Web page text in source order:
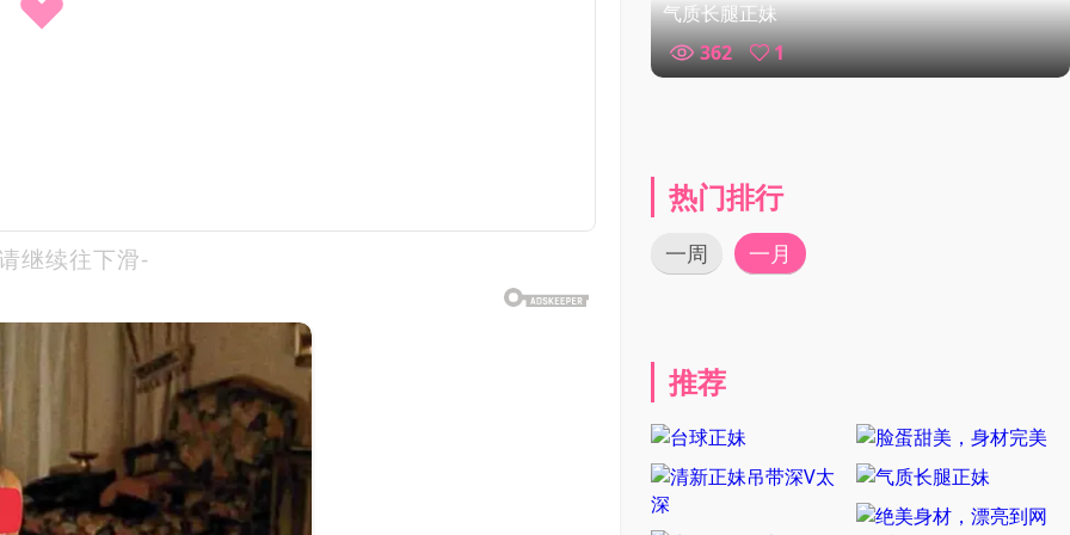
继续往下滑-
气质长腿正妹
362
1
热门排行
一周 一月
推荐